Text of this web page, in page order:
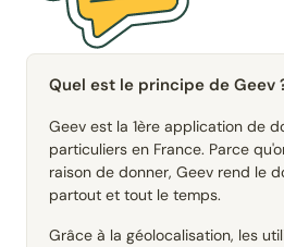
Quel est le principe de Geev
Geev est la 1ère application de
particuliers en France. Parce
raison de donner, Geev rend le
partout et tout le temps.
Grâce à la géolocalisation, les